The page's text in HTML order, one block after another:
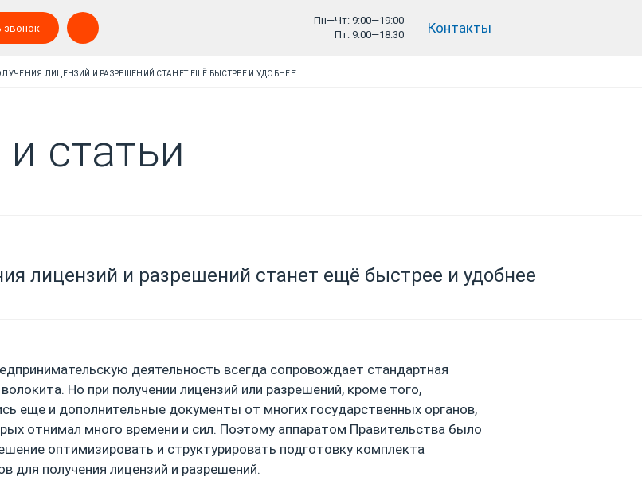
звонок
Пн—Чт: 9:00—19:00
Пт: 9:00—18:30
Контакты
ЛИЦЕНЗИЙ И РАЗРЕШЕНИЙ СТАНЕТ ЕЩЁ БЫСТРЕЕ И УДОБНЕЕ
статьи
лицензий и разрешений станет ещё быстрее и удобнее
деятельность всегда сопровождает стандартная
Но при получении лицензий или разрешений, кроме того,
еще и дополнительные документы от многих государственных органов,
отнимал много времени и сил. Поэтому аппаратом Правительства было
оптимизировать и структурировать подготовку комплекта
для получения лицензий и разрешений.